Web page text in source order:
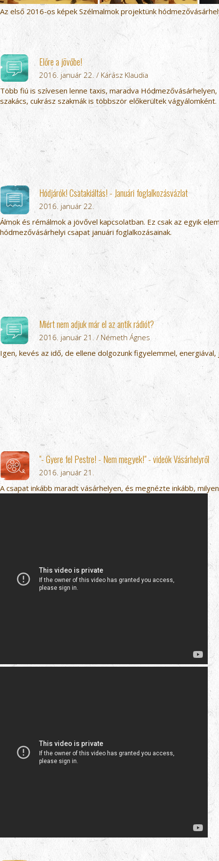
Az első 2016-os képek Szélmalmok projektünk
Előre a jövőbe!
2016. január 22. / Kárász Klaudia
Több fiú is szívesen lenne taxis, maradva Hódmezővásárhelyen,
szakács, cukrász szakmák is többször előkerültek vágyálomként.
Hódjárók! Csatakiáltás! - Januári foglalkozásvázlat
2016. január 22.
Álmok és rémálmok a jövővel kapcsolatban. Ez csak az egyik
hódmezővásárhelyi csapat januári foglalkozásainak.
Miért nem adjuk már el az antik rádiót?
2016. január 21. / Németh Ágnes
Igen, kevés az idő, de ellene dolgozunk figyelemmel,
"- Gyere fel Pestre! - Nem megyek!" - videók Vásárhelyről
2016. január 21.
A csapat inkább maradt vásárhelyen, és megnézte inkább,